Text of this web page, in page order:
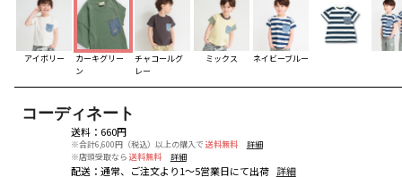
アイボリー
カーキグリー
ン
チャコールグ
レー
ミックス ネイビーブルー
コーディネート
送料： 660円
※合計6,600円（税込）以上の購入で 送料無料
詳細
※店頭受取なら 送料無料 詳細
配送： 通常、ご注文より1～5営業日にて出荷 詳細